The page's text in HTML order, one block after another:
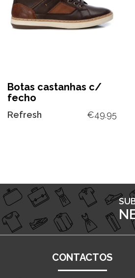
Botas castanhas c/
fecho
Refresh €49.95
CONTACTOS